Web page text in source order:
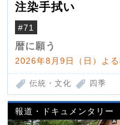
注染手拭い
#71
暦に願う
2026年8月9日（日）よ
伝統・文化 四季
報道・ドキュメンタリー